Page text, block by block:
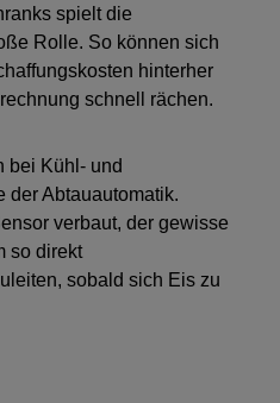
spielt die
Rolle. So können sich
hinterher
schnell rächen.
bei Kühl- und
der Abtauautomatik.
verbaut, der gewisse
so direkt
sobald sich Eis zu